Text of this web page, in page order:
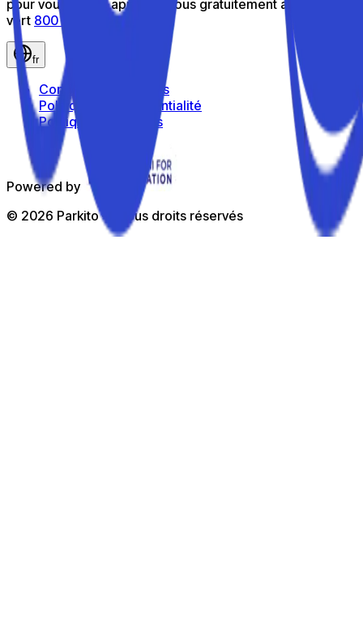
pour vous aider : appelez-nous gratuitement au numéro
vert 800 816 980
fr
Conditions générales
Politique de confidentialité
Politique de cookies
Powered by
© 2026 Parkito — Tous droits réservés